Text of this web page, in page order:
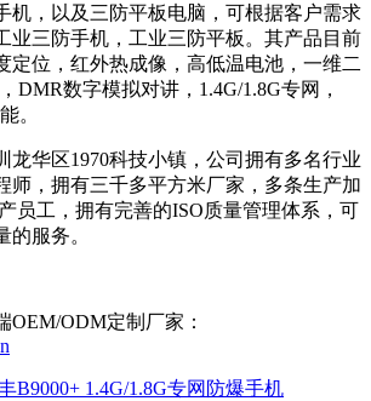
机，以及三防平板电脑，可根据客户需求
业三防手机，工业三防平板。其产品目前
定位，红外热成像，高低温电池，一维二
DMR数字模拟对讲，1.4G/1.8G专网，
。
龙华区1970科技小镇，公司拥有多名行业
师，拥有三千多平方米厂家，多条生产加
员工，拥有完善的ISO质量管理体系，可
的服务。
OEM/ODM定制厂家：
B9000+ 1.4G/1.8G专网防爆手机